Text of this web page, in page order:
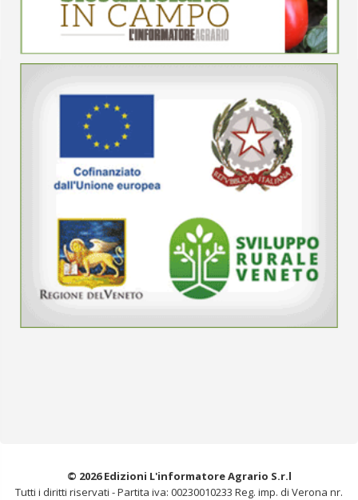
© 2026 Edizioni L'informatore Agrario S.r.l
Tutti i diritti riservati -Partita iva: 00230010233 Reg. imp. di Verona nr.